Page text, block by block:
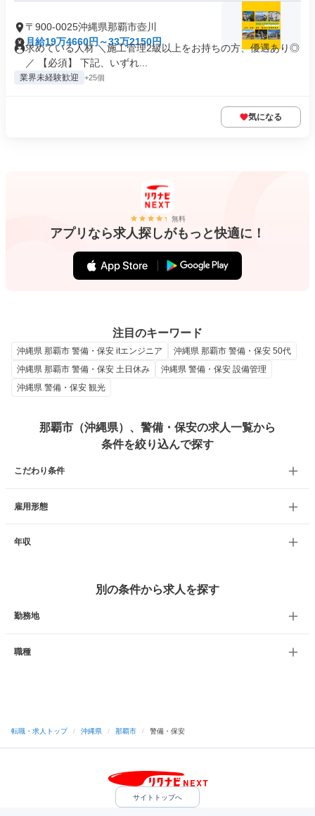
〒900-0025沖縄県那覇市壺川
月給19万4660円～33万2150円
求めている人材 ＼施工管理2級以上をお持ちの方、優遇あり◎
／ 【必須】 下記、いずれ...
業界未経験歓迎 +25個
気になる
無料
アプリなら求人探しがもっと快適に！
注目のキーワード
沖縄県 那覇市 警備・保安 itエンジニア
沖縄県 那覇市 警備・保安 50代
沖縄県 那覇市 警備・保安 土日休み
沖縄県 警備・保安 設備管理
沖縄県 警備・保安 観光
那覇市（沖縄県）、警備・保安の求人一覧から
条件を絞り込んで探す
こだわり条件
雇用形態
年収
別の条件から求人を探す
勤務地
職種
転職・求人トップ / 沖縄県 / 那覇市 / 警備・保安
サイトトップへ